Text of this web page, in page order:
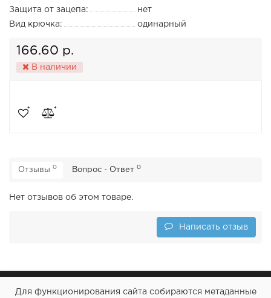
Защита от зацепа:
нет
Вид крючка:
одинарный
166.60 р.
В наличии
Отзывы 0 Вопрос - Ответ 0
Нет отзывов об этом товаре.
Написать отзыв
Для функционирования сайта собираются метаданные